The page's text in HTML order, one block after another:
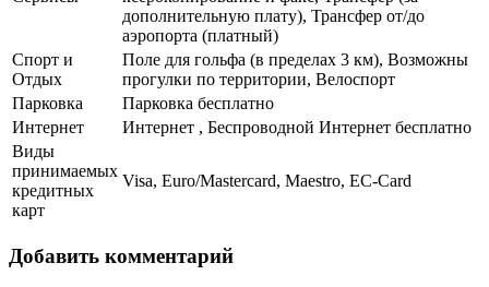
дополнительную плату), Трансфер от/до
аэропорта (платный)
Спорт и
Отдых
Поле для гольфа (в пределах 3 км), Возможны
прогулки по территории, Велоспорт
Парковка
Парковка бесплатно
Интернет
Интернет , Беспроводной Интернет бесплатно
Виды
принимаемых
кредитных
карт
Visa, Euro/Mastercard, Maestro, EC-Card
Добавить комментарий